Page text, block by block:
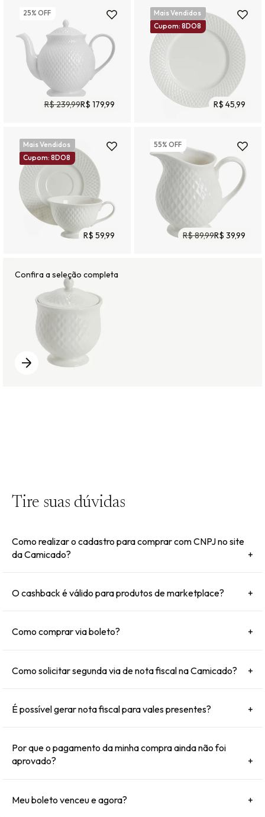
Tire suas dúvidas
Como realizar o cadastro para comprar com CNPJ no site
da Camicado?
+
O cashback é válido para produtos de marketplace? +
Como comprar via boleto? +
Como solicitar segunda via de nota fiscal na Camicado? +
É possível gerar nota fiscal para vales presentes? +
Por que o pagamento da minha compra ainda não foi
aprovado?
+
Meu boleto venceu e agora? +